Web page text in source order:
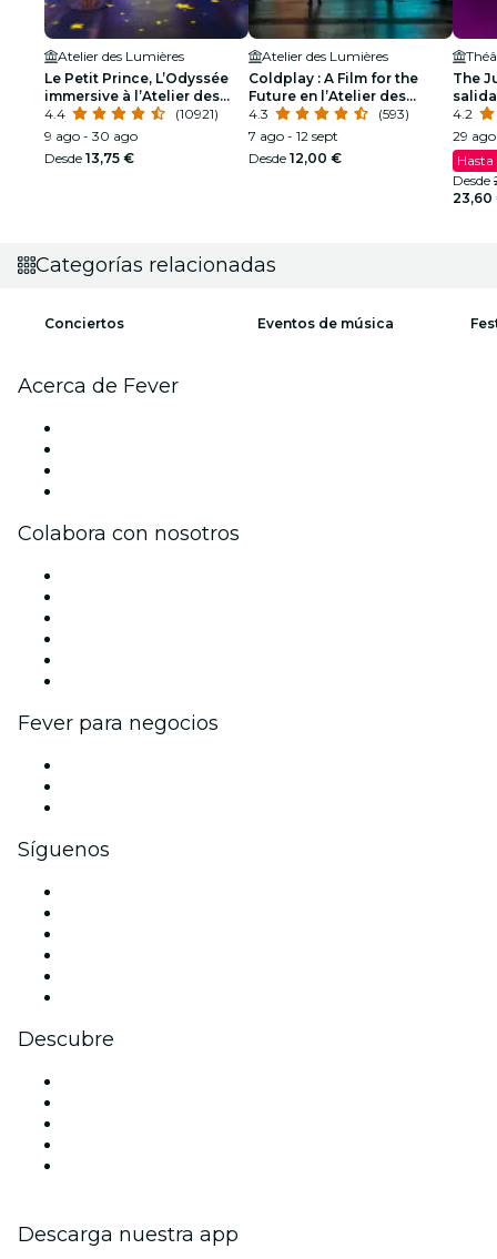
Atelier des Lumières
Le Petit Prince, L’Odyssée
immersive à l’Atelier des
Lumières
4.4
(10921)
9 ago - 30 ago
Desde 13,75 €
Atelier des Lumières
Coldplay : A Film for the
Future en l’Atelier des
Lumières
4.3
(593)
7 ago - 12 sept
Desde 12,00 €
The
4.2
29
Hasta
Desde
23,60
Categorías relacionadas
Conciertos Eventos de música
Acerca de Fever
Colabora con nosotros
Fever para negocios
Síguenos
Descubre
Descarga nuestra app